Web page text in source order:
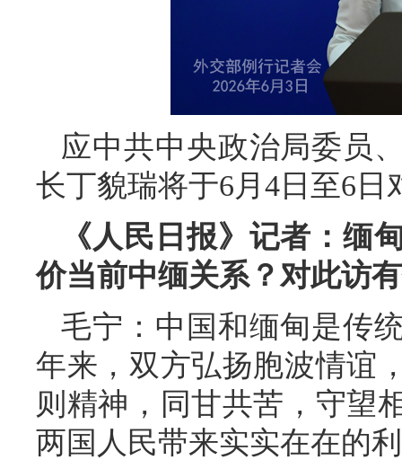
应中共中央政治局委员
长丁貌瑞将于6月4日至6
《人民日报》记者：缅
价当前中缅关系？对此访
毛宁：中国和缅甸是传
年来，双方弘扬胞波情谊
则精神，同甘共苦，守望
两国人民带来实实在在的